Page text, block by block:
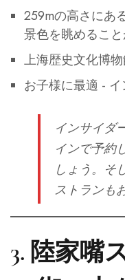
259mの高さにあ
景色を眺めるこ
上海歴史文化博
お子様に最適 -
インサイダ
インで予約
しょう。そ
ストランも
3. 陸家嘴